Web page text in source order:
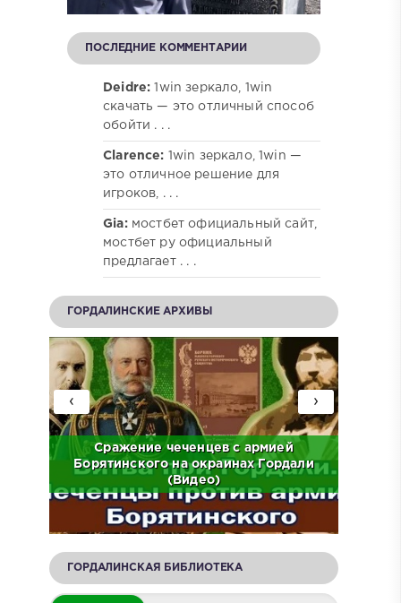
ПОСЛЕДНИЕ КОММЕНТАРИИ
Deidre:1win зеркало, 1win
скачать — это отличный способ
обойти . . .
Clarence: 1win зеркало, 1win —
это отличное решение для
игроков, . . .
Gia: мостбет официальный сайт,
мостбет ру официальный
предлагает . . .
ГОРДАЛИНСКИЕ АРХИВЫ
Сражение чеченцев с армией
Борятинского на окраинах Гордали
(Видео)
›
‹
ГОРДАЛИНСКАЯ БИБЛИОТЕКА